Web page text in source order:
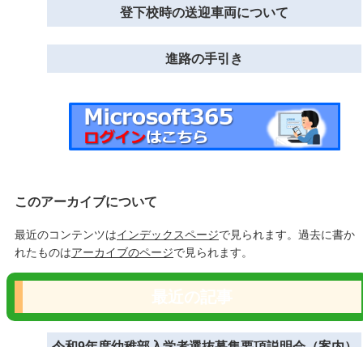
登下校時の送迎車両について
進路の手引き
このアーカイブについて
最近のコンテンツはインデックスページで見られます。過去に書か
れたものはアーカイブのページで見られます。